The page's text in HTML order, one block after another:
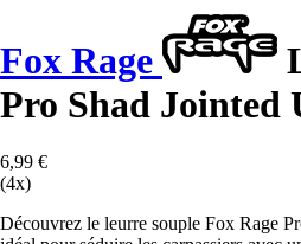
Fox Rage
Pro Shad Jointed
6,99 €
(4x)
Découvrez le leurre souple Fox Rage